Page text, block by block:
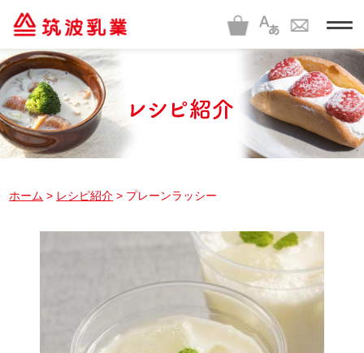
t
o
g
l
e
n
a
v
i
g
a
ホーム > レシピ紹介 > プレーンラッシー